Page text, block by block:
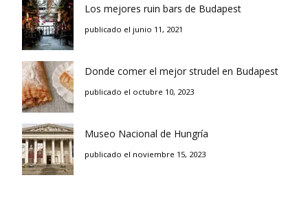
Los mejores ruin bars de Budapest
publicado el junio 11, 2021
Donde comer el mejor strudel en Budapest
publicado el octubre 10, 2023
Museo Nacional de Hungría
publicado el noviembre 15, 2023